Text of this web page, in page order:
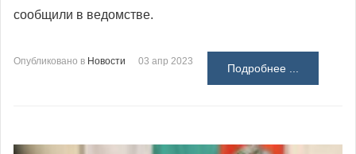
сообщили в ведомстве.
Опубликовано в Новости 03 апр 2023
Подробнее ...